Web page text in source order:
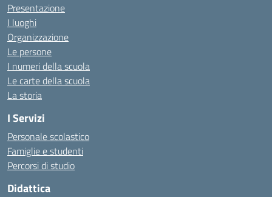
Presentazione
I luoghi
Organizzazione
Le persone
I numeri della scuola
Le carte della scuola
La storia
I Servizi
Personale scolastico
Famiglie e studenti
Percorsi di studio
Didattica